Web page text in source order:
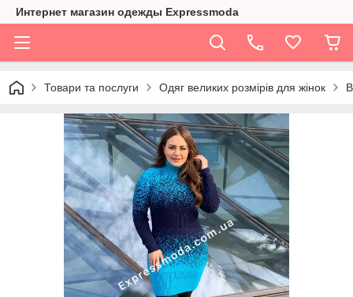
Интернет магазин одежды Expressmoda
Товари та послуги Одяг великих розмірів для жінок